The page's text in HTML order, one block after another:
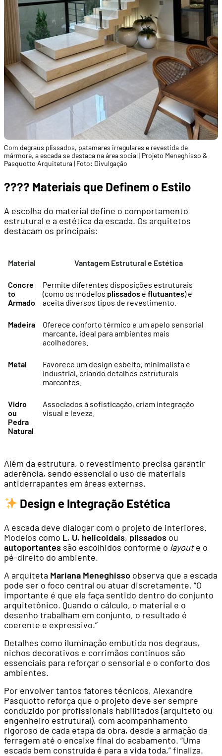
Com degraus plissados, patamares irregulares e revestida de
mármore, a escada se destaca na área social | Projeto Meneghisso &
Pasquotto Arquitetura | Foto: Divulgação
????️ Materiais que Definem o Estilo
A escolha do material define o comportamento
estrutural e a estética da escada. Os arquitetos
destacam os principais:
Material Vantagem Estrutural e Estética
Concre
to
Armado
Permite diferentes disposições estruturais
(como os modelos plissados e flutuantes) e
aceita diversos tipos de revestimento.
Madeira
Oferece conforto térmico e um apelo sensorial
marcante, ideal para ambientes mais
acolhedores.
Metal
Favorece um design esbelto, minimalista e
industrial, criando detalhes estruturais
marcantes.
Vidro
ou
Pedra
Natural
Associados à sofisticação, criam integração
visual e leveza.
Além da estrutura, o revestimento precisa garantir
aderência, sendo essencial o uso de materiais
antiderrapantes em áreas externas.
Design e Integração Estética
A escada deve dialogar com o projeto de interiores.
Modelos como L, U, helicoidais, plissados ou
autoportantes são escolhidos conforme o layoute o
pé-direito do ambiente.
A arquiteta Mariana Meneghisso observa que a escada
pode ser o foco central ou atuar discretamente. “O
importante é que ela faça sentido dentro do conjunto
arquitetônico. Quando o cálculo, o material e o
desenho trabalham em conjunto, o resultado é
coerente e expressivo.”
Detalhes como iluminação embutida nos degraus,
nichos decorativos e corrimãos contínuos são
essenciais para reforçar o sensorial e o conforto dos
ambientes.
Por envolver tantos fatores técnicos, Alexandre
Pasquotto reforça que o projeto deve ser sempre
conduzido por profissionais habilitados (arquiteto ou
engenheiro estrutural), com acompanhamento
rigoroso de cada etapa da obra, desde a armação da
ferragem até o encaixe final do acabamento. “Uma
escada bem construída é para a vida toda,” finaliza.